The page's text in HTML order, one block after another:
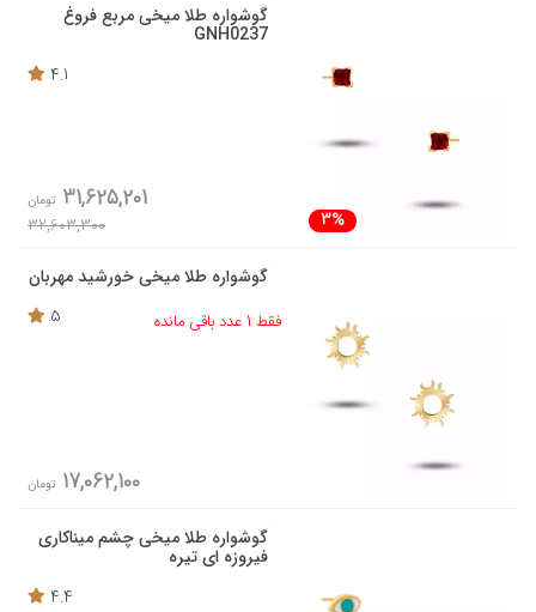
گوشواره طلا میخی مربع فروغ
GNH0237
4.1
3%
31,625,201 تومان
32,603,300
گوشواره طلا میخی خورشید مهربان
فقط 1 عدد باقی مانده
5
17,062,100 تومان
گوشواره طلا میخی چشم میناکاری
فیروزه ای تیره
4.4